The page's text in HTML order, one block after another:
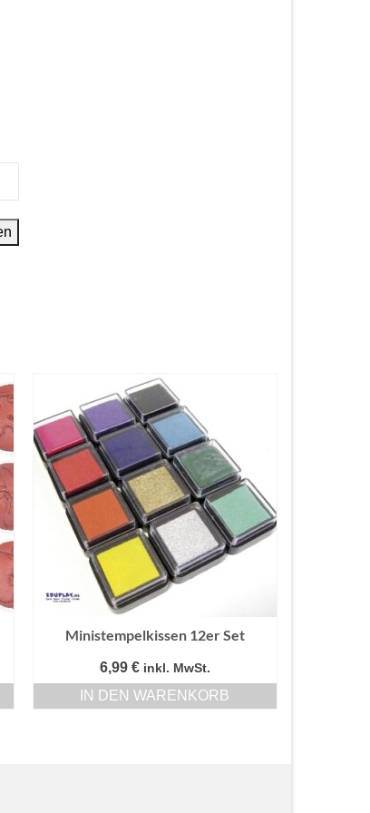
Ministempelkissen 12er Set
6,99 € inkl. MwSt.
IN DEN WARENKORB